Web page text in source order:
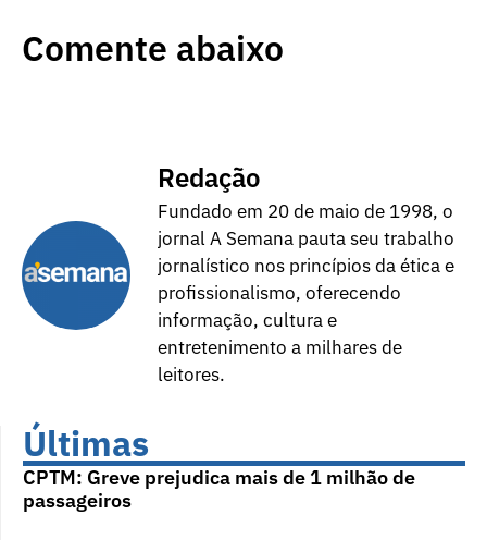
Comente abaixo
Redação
Fundado em 20 de maio de 1998, o
jornal A Semana pauta seu trabalho
jornalístico nos princípios da ética e
profissionalismo, oferecendo
informação, cultura e
entretenimento a milhares de
leitores.
Últimas
CPTM: Greve prejudica mais de 1 milhão de
passageiros